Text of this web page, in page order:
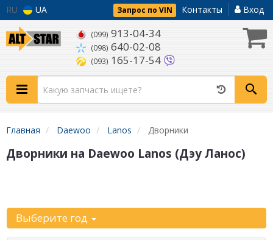
RU UA Запрос по VIN Контакты Вход
(099) 913-04-34
(098) 640-02-08
(093) 165-17-54
Главная Daewoo Lanos Дворники
Дворники на Daewoo Lanos (Дэу Ланос)
Выберите год